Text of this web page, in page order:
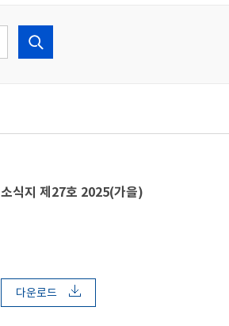
소식지 제27호 2025(가을)
다운로드